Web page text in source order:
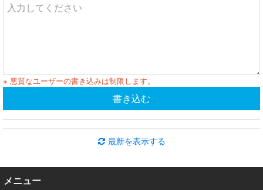
※ 悪質なユーザーの書き込みは制限します。
書き込む
最新を表示する
メニュー